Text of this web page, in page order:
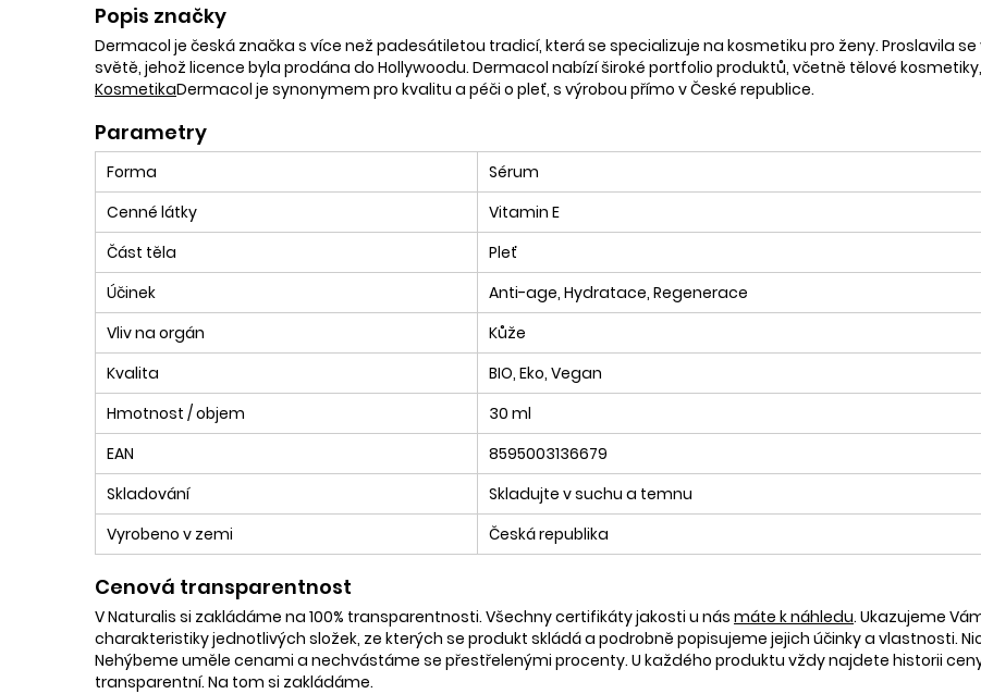
Popis značky
Dermacol je česká značka s více než padesátiletou tradicí, která se specializuje na kosmetiku pro ženy. Proslavila
světě, jehož licence byla prodána do Hollywoodu. Dermacol nabízí široké portfolio produktů, včetně tělové
KosmetikaDermacol je synonymem pro kvalitu a péči o pleť, s výrobou přímo v České republice.
Parametry
Forma
Sérum
Cenné látky
Vitamin E
Část těla
Pleť
Účinek
Anti-age, Hydratace, Regenerace
Vliv na orgán
Kůže
Kvalita
BIO, Eko, Vegan
Hmotnost / objem
30 ml
EAN
8595003136679
Skladování
Skladujte v suchu a temnu
Vyrobeno v zemi
Česká republika
Cenová transparentnost
V Naturalis si zakládáme na 100% transparentnosti. Všechny certifikáty jakosti u nás máte k náhledu. Ukazujeme
charakteristiky jednotlivých složek, ze kterých se produkt skládá a podrobně popisujeme jejich účinky a vlastnosti.
Nehýbeme uměle cenami a nechvástáme se přestřelenými procenty. U každého produktu vždy najdete historii
transparentní. Na tom si zakládáme.